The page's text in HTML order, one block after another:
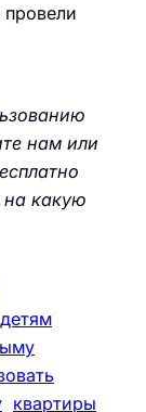
нам или
на какую
квартиры